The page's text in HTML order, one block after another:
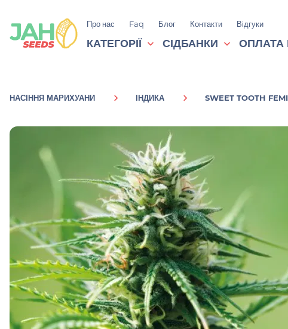
Про нас Faq Блог Контакти Відгуки
КАТЕГОРІЇ СІДБАНКИ ОПЛАТА
НАСІННЯ МАРИХУАНИ ІНДИКА SWEET TOOTH